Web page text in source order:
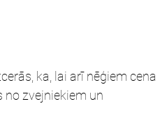
ka, lai arī nēģiem cena
no zvejniekiem un